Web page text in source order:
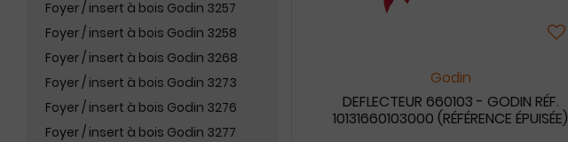
Foyer / insert à bois Godin 3257
Foyer / insert à bois Godin 3258
Foyer / insert à bois Godin 3268
Foyer / insert à bois Godin 3273
Foyer / insert à bois Godin 3276
Foyer / insert à bois Godin 3277
Godin
DEFLECTEUR 660103 - GODIN RÉF.
10131660103000 (RÉFÉRENCE ÉPUISÉE)